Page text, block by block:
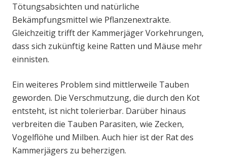
Tötungsabsichten und natürliche
Bekämpfungsmittel wie Pflanzenextrakte.
Gleichzeitig trifft der Kammerjäger Vorkehrungen,
dass sich zukünftig keine Ratten und Mäuse mehr
einnisten.
Ein weiteres Problem sind mittlerweile Tauben
geworden. Die Verschmutzung, die durch den Kot
entsteht, ist nicht tolerierbar. Darüber hinaus
verbreiten die Tauben Parasiten, wie Zecken,
Vogelflöhe und Milben. Auch hier ist der Rat des
Kammerjägers zu beherzigen.